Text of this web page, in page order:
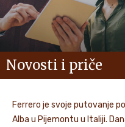
Novosti i priče
Ferrero je svoje putovanje
Alba u Pijemontu u Italiji.